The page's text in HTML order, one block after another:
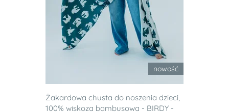
nowość
Żakardowa chusta do noszenia dzieci,
100% wiskoza bambusowa - BIRDY -